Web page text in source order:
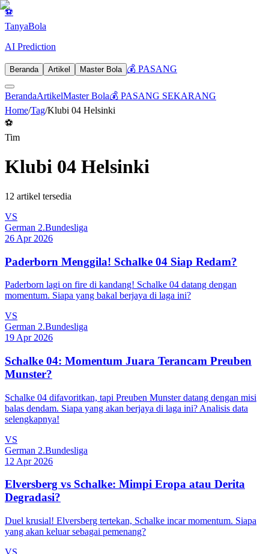
⚽
TanyaBola
AI Prediction
Beranda Artikel Master Bola 💰 PASANG
BerandaArtikelMaster Bola💰 PASANG SEKARANG
Home/Tag/Klubi 04 Helsinki
⚽
Tim
Klubi 04 Helsinki
12 artikel tersedia
VS
German 2.Bundesliga
26 Apr 2026
Paderborn Menggila! Schalke 04 Siap Redam?
Paderborn lagi on fire di kandang! Schalke 04 datang dengan
momentum. Siapa yang bakal berjaya di laga ini?
VS
German 2.Bundesliga
19 Apr 2026
Schalke 04: Momentum Juara Terancam Preuben
Munster?
Schalke 04 difavoritkan, tapi Preuben Munster datang dengan misi
balas dendam. Siapa yang akan berjaya di laga ini? Analisis data
selengkapnya!
VS
German 2.Bundesliga
12 Apr 2026
Elversberg vs Schalke: Mimpi Eropa atau Derita
Degradasi?
Duel krusial! Elversberg tertekan, Schalke incar momentum. Siapa
yang akan keluar sebagai pemenang?